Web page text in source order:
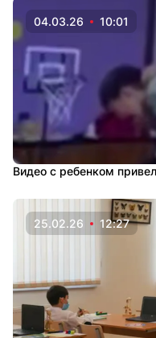
04.03.26 10:01
Видео с ребенком
25.02.26 12:27